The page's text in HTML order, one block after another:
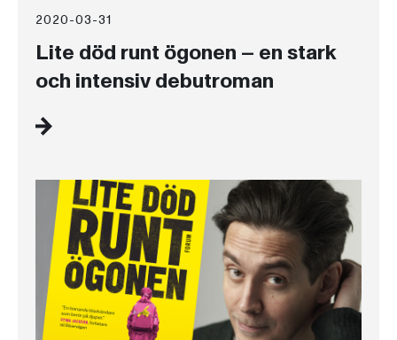
2020-03-31
Lite död runt ögonen – en stark
och intensiv debutroman